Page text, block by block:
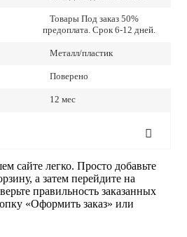
Товары Под заказ 50%
предоплата. Срок 6-12 дней.
Металл/пластик
Поверено
12 мес
сайте легко. Просто добавьте
а затем перейдите на
правильность заказанных
«Оформить заказ» или